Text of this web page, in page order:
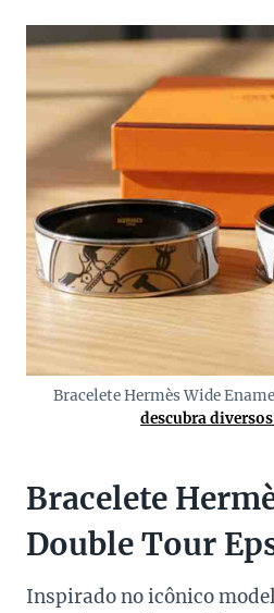
Bracelete Hermès Wide
descubra
Bracelete
Double Tour
Inspirado no icônico